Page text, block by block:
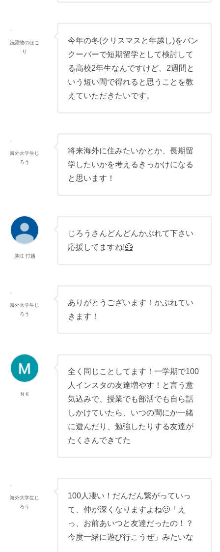
洗濯物のほこ
り
今年の冬(クリスマスと年越し)をバン
クーバーで短期留学として検討して
る高校2年生なんですけど、2週間と
いう短い間で得れると思うことを教
えていただきたいです。
海外大学生じ
ろう
将来海外に住みたいかとか、長期留
学したいかを考えるきっかけになる
と思います！
勝江 打越
じろうさんどんどんかぶれて下さい
応援してますね!🦸
海外大学生じ
ろう
ありがとうございます！かぶれてい
きます！
N K
全く同じことしてます！一学期で100
人インスタの友達増やす！と言う意
気込みで、授業でも部活でも自ら話
しかけていたら、いつの間にか一緒
に遊んだり、勉強したりする友達が
たくさんできてた
海外大学生じ
ろう
100人凄い！だんだん繋がっていっ
て、仲が深くなりますよね🙂「え
っ、お前あいつと友達だったの！？
今度一緒に遊び行こうぜ」みたいな